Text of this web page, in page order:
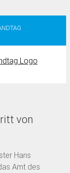
von
Hans
Amt des